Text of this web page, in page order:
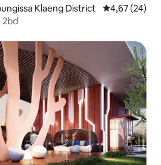
Klaeng District
4,67 (24)
2bd